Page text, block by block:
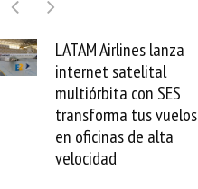
LATAM Airlines lanza
internet satelital
multiórbita con SES
transforma tus vuelos
en oficinas de alta
velocidad